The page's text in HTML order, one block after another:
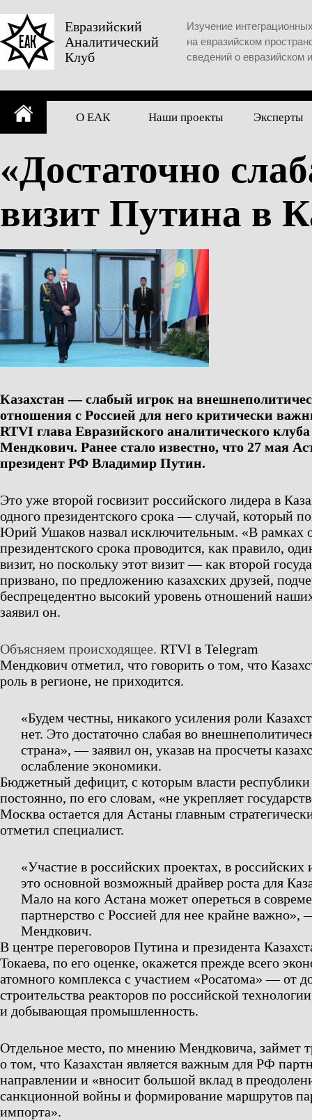
to
content
Евразийский
Аналитический
Клуб
Изучение
на евразийском
сведений о евразийском
О ЕАК Наши проекты Эксперты
«Достаточно
визит Путина в
Казахстан — слабый игрок на
отношения с Россией для него критически
RTVI глава Евразийского аналитического
Мендкович. Ранее стало известно, что 27 мая
президент РФ Владимир Путин.
Это уже второй госвизит российского лидера в
одного президентского срока — случай, который
Юрий Ушаков назвал исключительным. «В рамках
президентского срока проводится, как правило,
визит, но поскольку этот визит — как второй
призвано, по предложению казахских друзей,
беспрецедентно высокий уровень отношений
заявил он.
Объясняем происходящее. RTVI в Telegram
Мендкович отметил, что говорить о том, что
роль в регионе, не приходится.
«Будем честны, никакого усиления роли
нет. Это достаточно слабая во
страна», — заявил он, указав на просчеты
ослабление экономики.
Бюджетный дефицит, с которым власти республики
постоянно, по его словам, «не укрепляет
Москва остается для Астаны главным
отметил специалист.
«Участие в российских проектах, в
это основной возможный драйвер роста для
Мало на кого Астана может опереться в
партнерство с Россией для нее крайне важно»,
Мендкович.
В центре переговоров Путина и президента
Токаева, по его оценке, окажется прежде всего
атомного комплекса с участием «Росатома» — от
строительства реакторов по российской
и добывающая промышленность.
Отдельное место, по мнению Мендковича, займет
о том, что Казахстан является важным для РФ
направлении и «вносит большой вклад в
санкционной войны и формирование маршрутов
импорта».